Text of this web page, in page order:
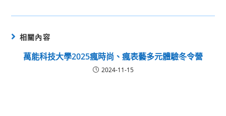
相關內容
萬能科技大學2025瘋時尚、瘋表藝多元體驗冬令營
2024-11-15